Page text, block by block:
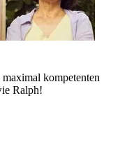
kompetenten
Ralph!